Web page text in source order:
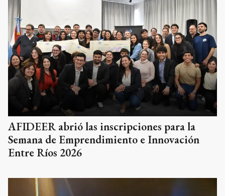
AFIDEER abrió las inscripciones para la
Semana de Emprendimiento e Innovación
Entre Ríos 2026